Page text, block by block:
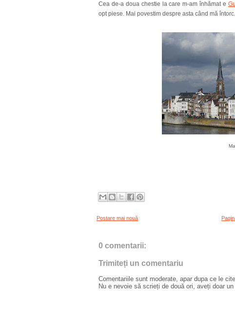
Cea de-a doua chestie la care m-am înhămat e
opt piese. Mai povestim despre asta când mă întorc.
Postare mai nouă
0 comentarii:
Trimiteți un comentariu
Comentariile sunt moderate, apar dupa ce le
Nu e nevoie să scrieți de două ori, aveți doar